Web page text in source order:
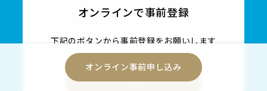
オンライン事前申し込み
オンラインで事前登録
下記のボタンから事前登録をお願いします
オンライン事前申し込み